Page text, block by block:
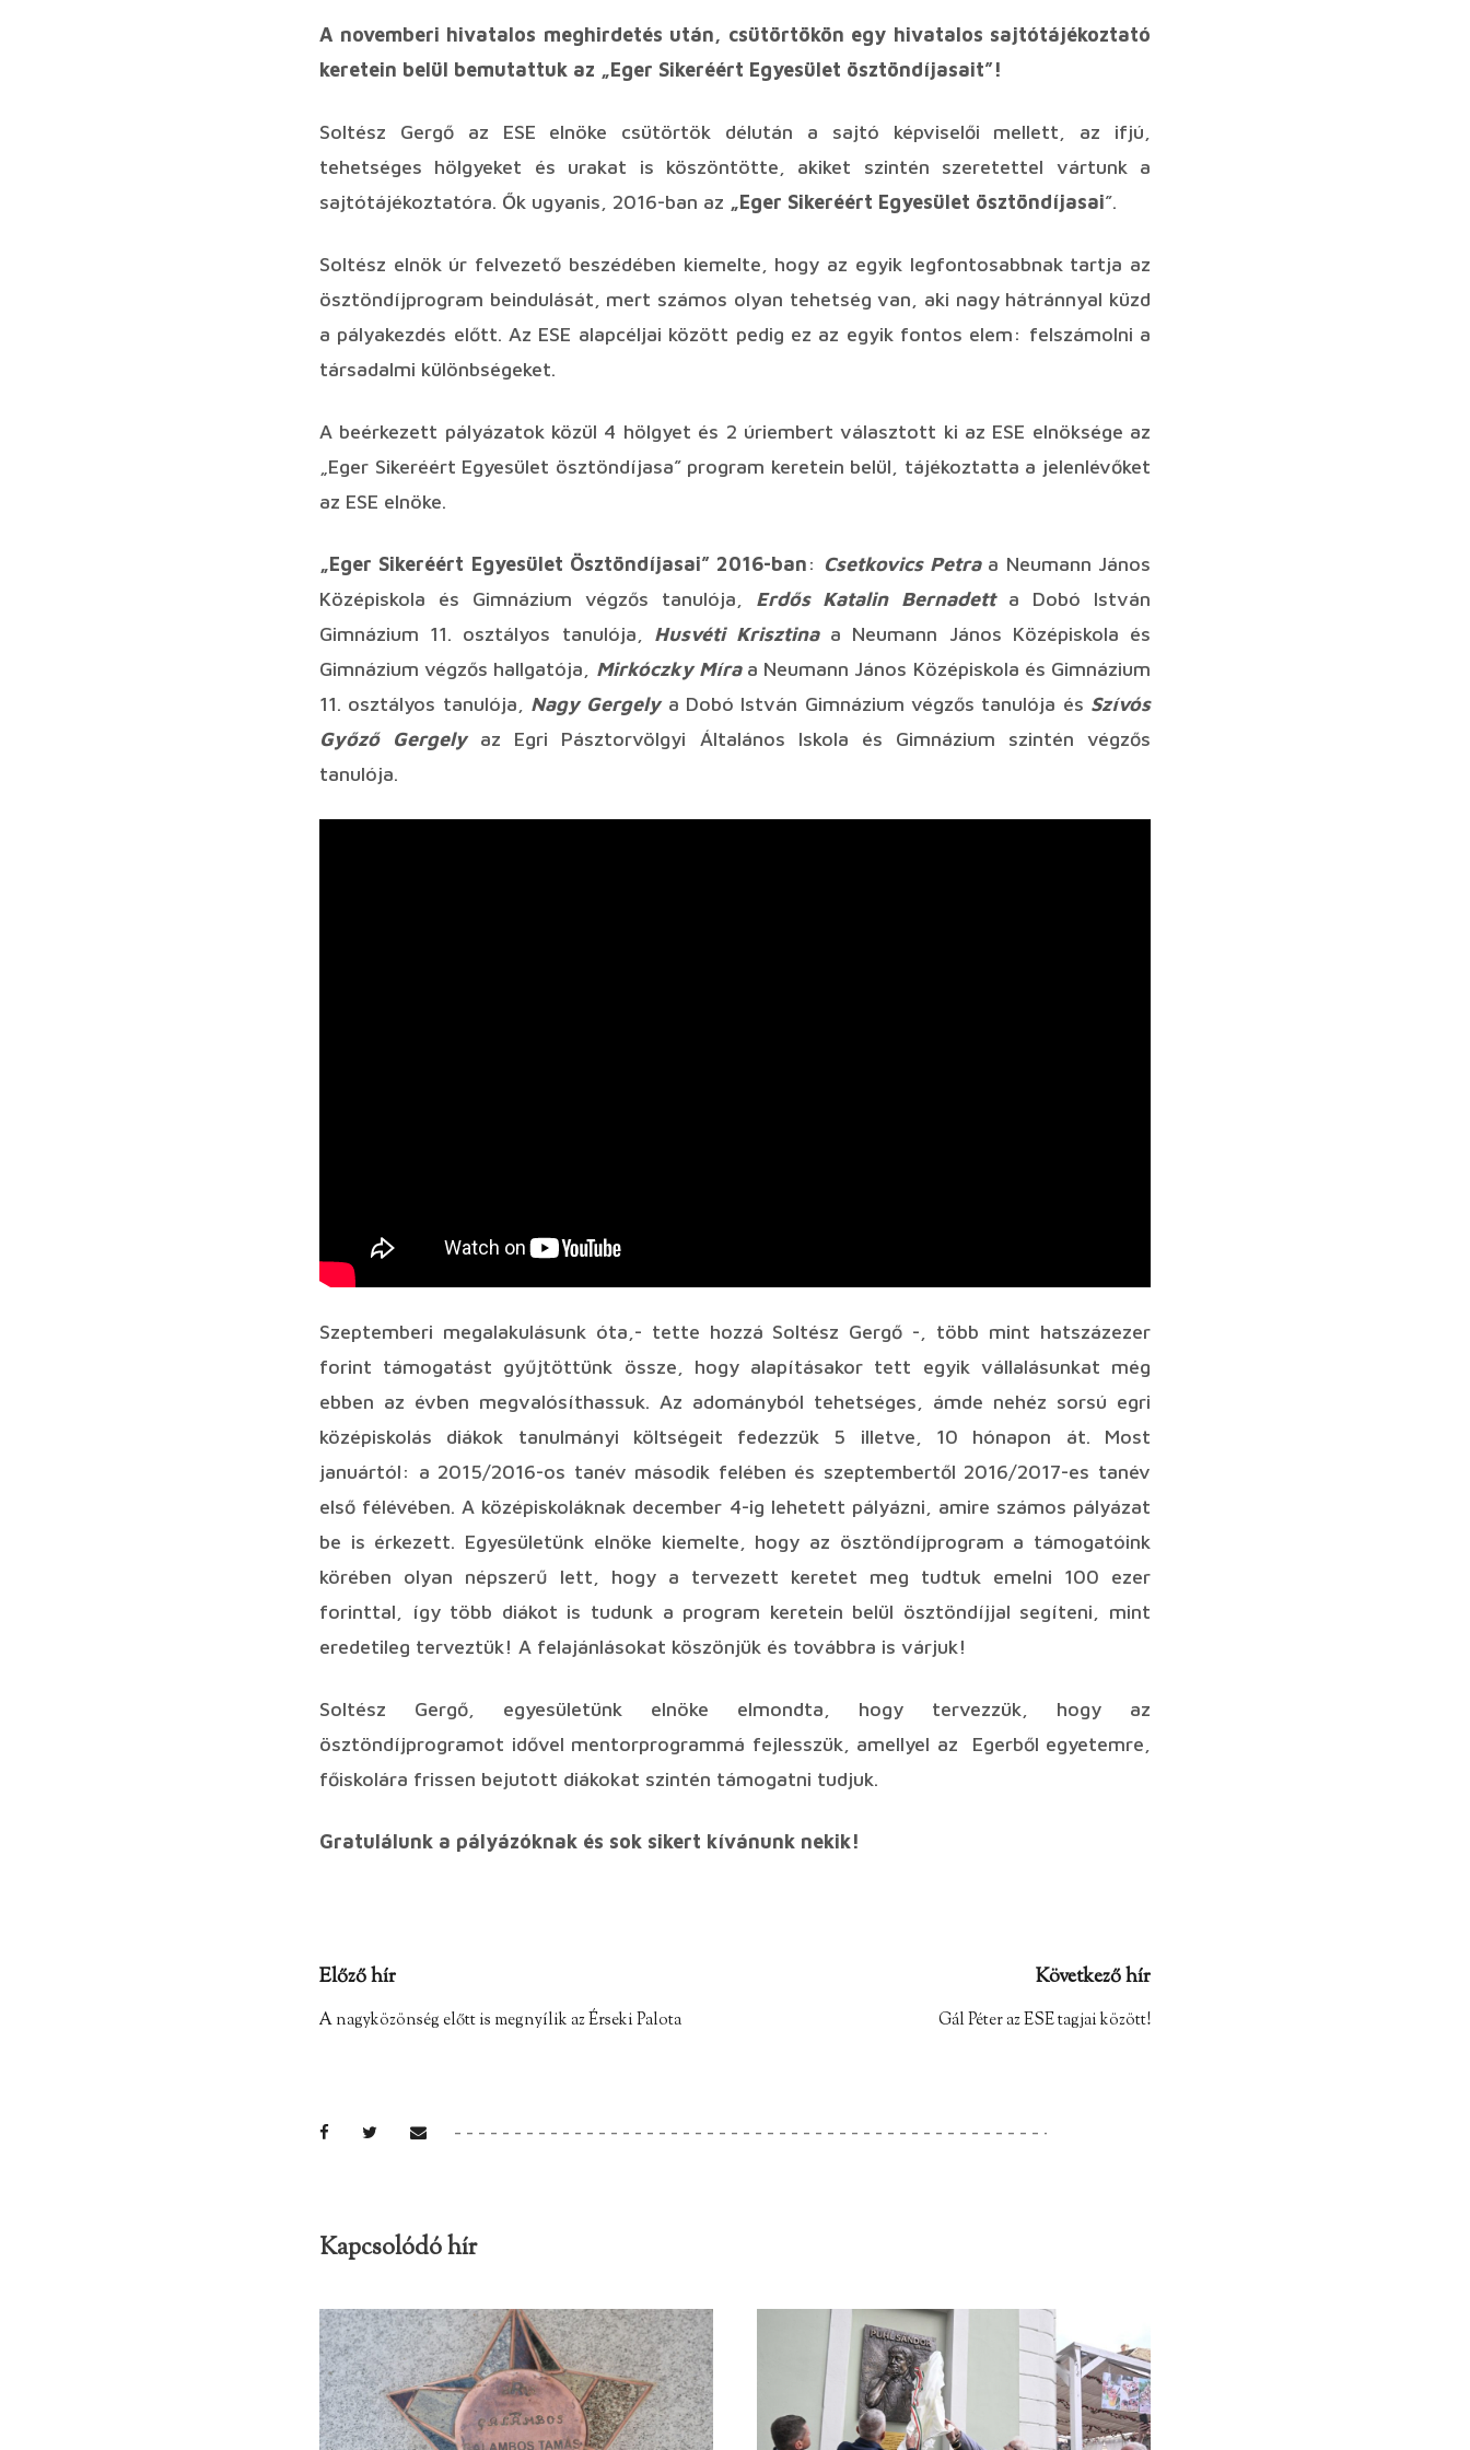
A novemberi hivatalos meghirdetés után, csütörtökön egy hivatalos sajtótájékoztató
keretein belül bemutattuk az „Eger Sikeréért Egyesület ösztöndíjasait”!
Soltész Gergő az ESE elnöke csütörtök délután a sajtó képviselői mellett, az ifjú,
tehetséges hölgyeket és urakat is köszöntötte, akiket szintén szeretettel vártunk a
sajtótájékoztatóra. Ők ugyanis, 2016-ban az „Eger Sikeréért Egyesület ösztöndíjasai”.
Soltész elnök úr felvezető beszédében kiemelte, hogy az egyik legfontosabbnak tartja az
ösztöndíjprogram beindulását, mert számos olyan tehetség van, aki nagy hátránnyal küzd
a pályakezdés előtt. Az ESE alapcéljai között pedig ez az egyik fontos elem: felszámolni a
társadalmi különbségeket.
A beérkezett pályázatok közül 4 hölgyet és 2 úriembert választott ki az ESE elnöksége az
„Eger Sikeréért Egyesület ösztöndíjasa” program keretein belül, tájékoztatta a jelenlévőket
az ESE elnöke.
„Eger Sikeréért Egyesület Ösztöndíjasai” 2016-ban: Csetkovics Petraa Neumann János
Középiskola és Gimnázium végzős tanulója, Erdős Katalin Bernadetta Dobó István
Gimnázium 11. osztályos tanulója, Husvéti Krisztinaa Neumann János Középiskola és
Gimnázium végzős hallgatója, Mirkóczky Míraa Neumann János Középiskola és Gimnázium
11. osztályos tanulója, Nagy Gergelya Dobó István Gimnázium végzős tanulója és Szívós
Győző Gergelyaz Egri Pásztorvölgyi Általános Iskola és Gimnázium szintén végzős
tanulója.
Szeptemberi megalakulásunk óta,- tette hozzá Soltész Gergő -, több mint hatszázezer
forint támogatást gyűjtöttünk össze, hogy alapításakor tett egyik vállalásunkat még
ebben az évben megvalósíthassuk. Az adományból tehetséges, ámde nehéz sorsú egri
középiskolás diákok tanulmányi költségeit fedezzük 5 illetve, 10 hónapon át. Most
januártól: a 2015/2016-os tanév második felében és szeptembertől 2016/2017-es tanév
első félévében. A középiskoláknak december 4-ig lehetett pályázni, amire számos pályázat
be is érkezett. Egyesületünk elnöke kiemelte, hogy az ösztöndíjprogram a támogatóink
körében olyan népszerű lett, hogy a tervezett keretet meg tudtuk emelni 100 ezer
forinttal, így több diákot is tudunk a program keretein belül ösztöndíjjal segíteni, mint
eredetileg terveztük! A felajánlásokat köszönjük és továbbra is várjuk!
Soltész Gergő, egyesületünk elnöke elmondta, hogy tervezzük, hogy az
ösztöndíjprogramot idővel mentorprogrammá fejlesszük, amellyel az Egerből egyetemre,
főiskolára frissen bejutott diákokat szintén támogatni tudjuk.
Gratulálunk a pályázóknak és sok sikert kívánunk nekik!
Előző hír
A nagyközönség előtt is megnyílik az Érseki Palota
Következő hír
Gál Péter az ESE tagjai között!
Kapcsolódó hír